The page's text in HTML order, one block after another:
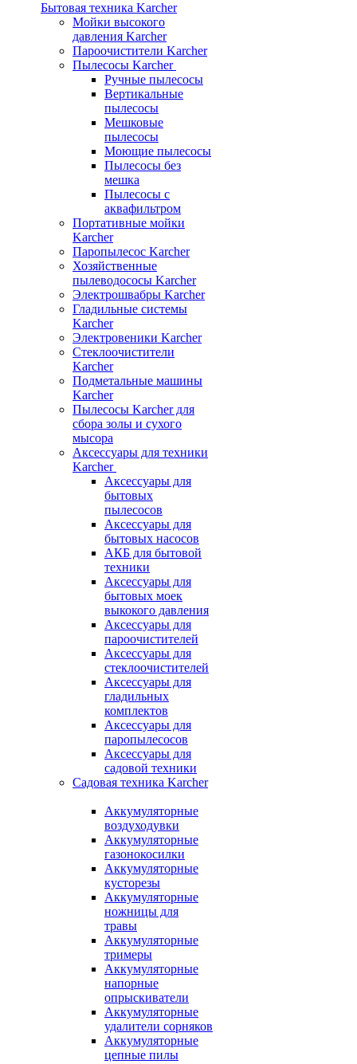
Бытовая техника Karcher
Мойки высокого
давления Karcher
Пароочистители Karcher
Пылесосы Karcher
Ручные пылесосы
Вертикальные
пылесосы
Мешковые
пылесосы
Моющие пылесосы
Пылесосы без
мешка
Пылесосы с
аквафильтром
Портативные мойки
Karcher
Паропылесос Karcher
Хозяйственные
пылеводососы Karcher
Электрошвабры Karcher
Гладильные системы
Karcher
Электровеники Karcher
Стеклоочистители
Karcher
Подметальные машины
Karcher
Пылесосы Karcher для
сбора золы и сухого
мысора
Аксессуары для техники
Karcher
Аксессуары для
бытовых
пылесосов
Аксессуары для
бытовых насосов
АКБ для бытовой
техники
Аксессуары для
бытовых моек
выкокого давления
Аксессуары для
пароочистителей
Аксессуары для
стеклоочистителей
Аксессуары для
гладильных
комплектов
Аксессуары для
паропылесосов
Аксессуары для
садовой техники
Садовая техника Karcher
Аккумуляторные
воздуходувки
Аккумуляторные
газонокосилки
Аккумуляторные
кусторезы
Аккумуляторные
ножницы для
травы
Аккумуляторные
тримеры
Аккумуляторные
напорные
опрыскиватели
Аккумуляторные
удалители сорняков
Аккумуляторные
цепные пилы